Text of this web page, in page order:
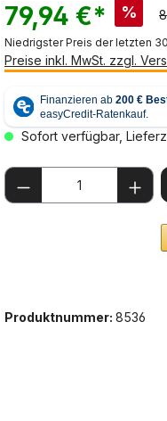
79,94 €* %
Niedrigster Preis der letzten
Preise inkl. MwSt. zzgl.
Sofort verfügbar,
Produkt
Produktnummer: 8536